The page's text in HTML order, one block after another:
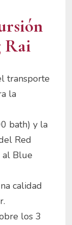
Rai
transporte
la
bath) y la
Red
al Blue
calidad
los 3